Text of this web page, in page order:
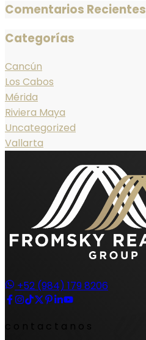
Comentarios Recientes
Categorías
Cancún
Los Cabos
Mérida
Riviera Maya
Uncategorized
Vallarta
+52 (984) 179 8206
contactanos